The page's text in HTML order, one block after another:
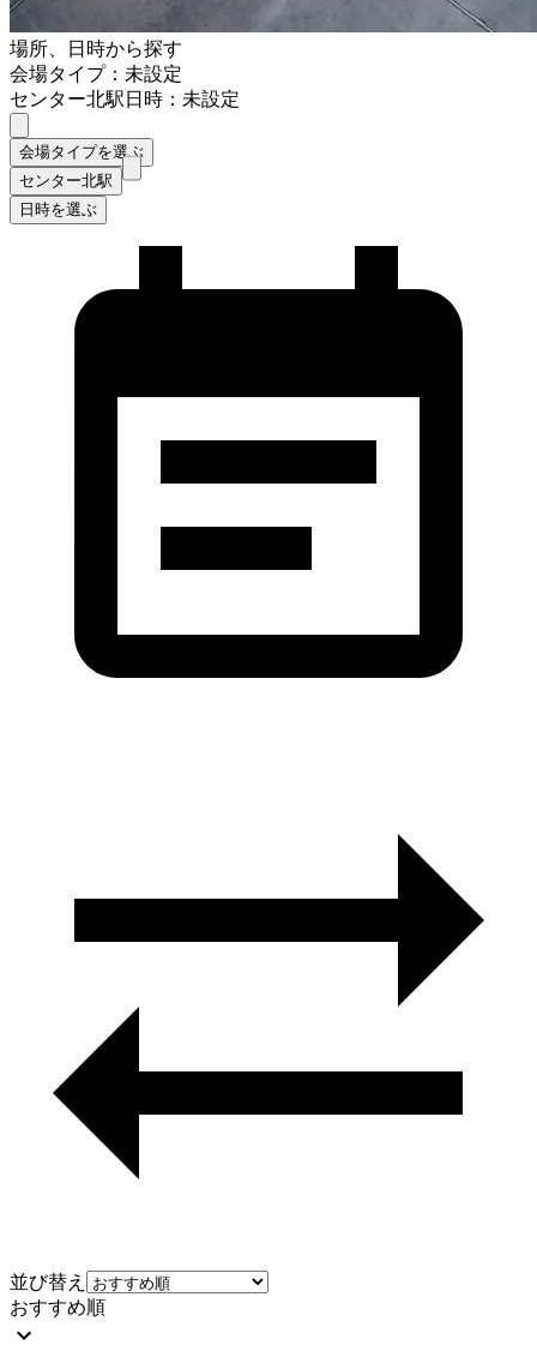
場所、日時から探す
会場タイプ：未設定
センター北駅日時：未設定
会場タイプを選ぶ
センター北駅
日時を選ぶ
並び替え
おすすめ順